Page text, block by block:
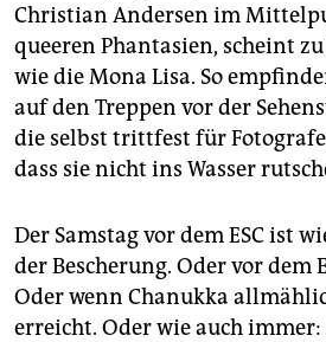
Christian Andersen im
queeren Phantasien, scheint
wie die Mona Lisa. So
auf den Treppen vor der
die selbst trittfest für
dass sie nicht ins Wasser
Der Samstag vor dem ESC ist
der Bescherung. Oder vor dem
Oder wenn Chanukka
erreicht. Oder wie auch immer: